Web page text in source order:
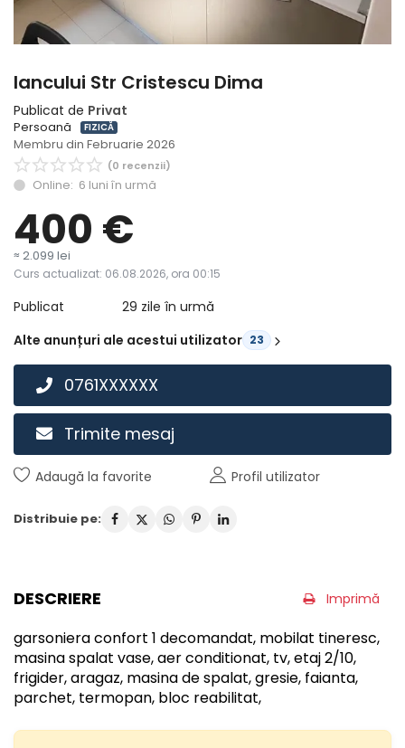
Iancului Str Cristescu Dima
Publicat de Privat
Persoană FIZICĂ
Membru din Februarie 2026
(0 recenzii)
Online: 6 luni în urmă
400 €
≈ 2.099 lei
Curs actualizat: 06.08.2026, ora 00:15
Publicat
29 zile în urmă
Alte anunțuri ale acestui utilizator 23
0761XXXXXX
Trimite mesaj
Adaugă la favorite Profil utilizator
Distribuie pe:
DESCRIERE Imprimă
garsoniera confort 1 decomandat, mobilat tineresc,
masina spalat vase, aer conditionat, tv, etaj 2/10,
frigider, aragaz, masina de spalat, gresie, faianta,
parchet, termopan, bloc reabilitat,